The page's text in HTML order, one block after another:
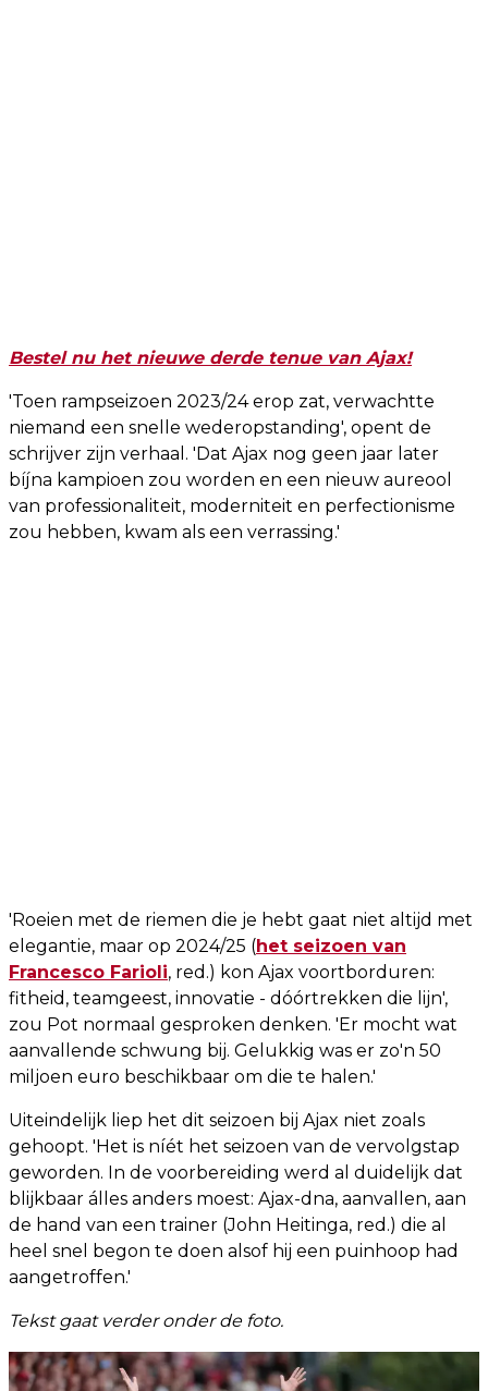
Bestel nu het nieuwe derde tenue van Ajax!
'Toen rampseizoen 2023/24 erop zat, verwachtte
niemand een snelle wederopstanding', opent de
schrijver zijn verhaal. 'Dat Ajax nog geen jaar later
bíjna kampioen zou worden en een nieuw aureool
van professionaliteit, moderniteit en perfectionisme
zou hebben, kwam als een verrassing.'
'Roeien met de riemen die je hebt gaat niet altijd met
elegantie, maar op 2024/25 (het seizoen van
Francesco Farioli, red.) kon Ajax voortborduren:
fitheid, teamgeest, innovatie - dóórtrekken die lijn',
zou Pot normaal gesproken denken. 'Er mocht wat
aanvallende schwung bij. Gelukkig was er zo'n 50
miljoen euro beschikbaar om die te halen.'
Uiteindelijk liep het dit seizoen bij Ajax niet zoals
gehoopt. 'Het is níét het seizoen van de vervolgstap
geworden. In de voorbereiding werd al duidelijk dat
blijkbaar álles anders moest: Ajax-dna, aanvallen, aan
de hand van een trainer (John Heitinga, red.) die al
heel snel begon te doen alsof hij een puinhoop had
aangetroffen.'
Tekst gaat verder onder de foto.